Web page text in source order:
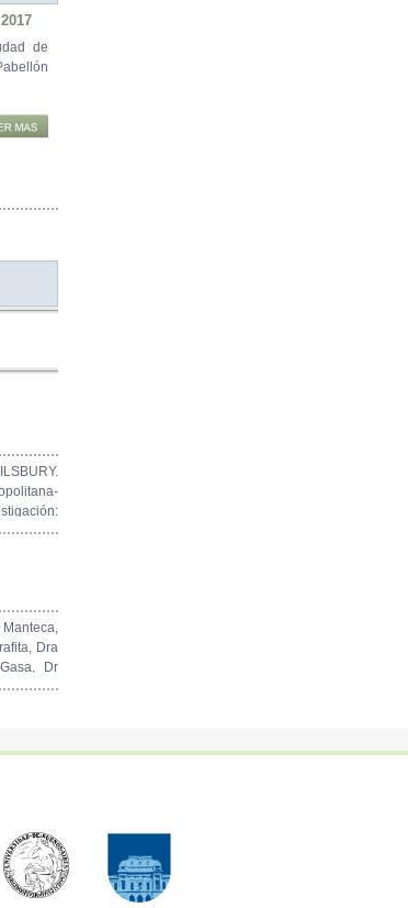
de
Animal.
Dra
Dr